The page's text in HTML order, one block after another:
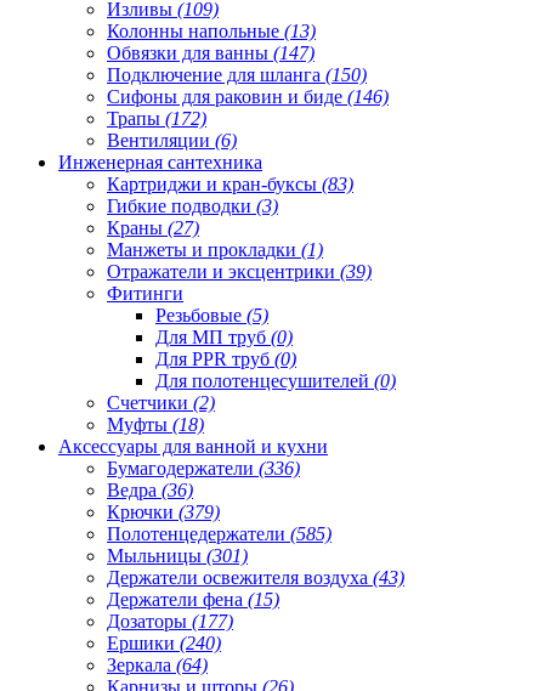
Изливы (109)
Колонны напольные (13)
Обвязки для ванны (147)
Подключение для шланга (150)
Сифоны для раковин и биде (146)
Трапы (172)
Вентиляции (6)
Инженерная сантехника
Картриджи и кран-буксы (83)
Гибкие подводки (3)
Краны (27)
Манжеты и прокладки (1)
Отражатели и эксцентрики (39)
Фитинги
Резьбовые (5)
Для МП труб (0)
Для PPR труб (0)
Для полотенцесушителей (0)
Счетчики (2)
Муфты (18)
Аксессуары для ванной и кухни
Бумагодержатели (336)
Ведра (36)
Крючки (379)
Полотенцедержатели (585)
Мыльницы (301)
Держатели освежителя воздуха (43)
Держатели фена (15)
Дозаторы (177)
Ершики (240)
Зеркала (64)
Карнизы и шторы (26)